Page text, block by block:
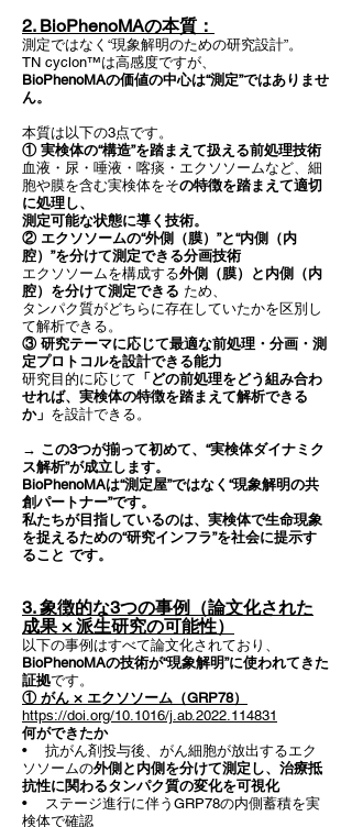
2. BioPhenoMAの本質：
測定ではなく“現象解明のための研究設計”。
TN cyclon™は高感度ですが、
BioPhenoMAの価値の中心は“測定”ではありませ
ん。
本質は以下の3点です。
① 実検体の“構造”を踏まえて扱える前処理技術
血液・尿・唾液・喀痰・エクソソームなど、細
胞や膜を含む実検体をその特徴を踏まえて適切
に処理し、
測定可能な状態に導く技術。
② エクソソームの“外側（膜）”と“内側（内
腔）”を分けて測定できる分画技術
エクソソームを構成する外側（膜）と内側（内
腔）を分けて測定できる ため、
タンパク質がどちらに存在していたかを区別し
て解析できる。
③ 研究テーマに応じて最適な前処理・分画・測
定プロトコルを設計できる能力
研究目的に応じて 「どの前処理をどう組み合わ
せれば、実検体の特徴を踏まえて解析できる
か」 を設計できる。
→ この3つが揃って初めて、“実検体ダイナミク
ス解析”が成立します。
BioPhenoMAは“測定屋”ではなく“現象解明の共
創パートナー”です。
私たちが目指しているのは、実検体で生命現象
を捉えるための“研究インフラ”を社会に提示す
ること です。
3. 象徴的な3つの事例（論文化された
成果 × 派生研究の可能性）
以下の事例はすべて論文化されており、
BioPhenoMAの技術が“現象解明”に使われてきた
証拠です。
① がん × エクソソーム（GRP78）
https://doi.org/10.1016/j.ab.2022.114831
何ができたか
• 抗がん剤投与後、がん細胞が放出するエク
ソソームの外側と内側を分けて測定し、 治療抵
抗性に関わるタンパク質の変化を可視化
• ステージ進行に伴うGRP78の内側蓄積を実
検体で確認